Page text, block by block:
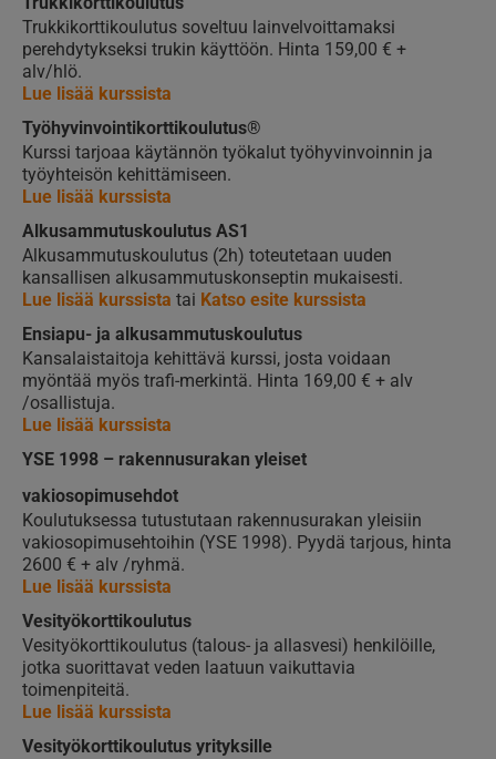
Trukkikorttikoulutus soveltuu lainvelvoittamaksi
perehdytykseksi trukin käyttöön. Hinta 159,00 € +
alv/hlö.
Lue lisää kurssista
Työhyvinvointikorttikoulutus®
Kurssi tarjoaa käytännön työkalut työhyvinvoinnin ja
työyhteisön kehittämiseen.
Lue lisää kurssista
Alkusammutuskoulutus AS1
Alkusammutuskoulutus (2h) toteutetaan uuden
kansallisen alkusammutuskonseptin mukaisesti.
Lue lisää kurssista tai Katso esite kurssista
Ensiapu- ja alkusammutuskoulutus
Kansalaistaitoja kehittävä kurssi, josta voidaan
myöntää myös trafi-merkintä. Hinta 169,00 € + alv
/osallistuja.
Lue lisää kurssista
YSE 1998 – rakennusurakan yleiset
vakiosopimusehdot
Koulutuksessa tutustutaan rakennusurakan yleisiin
vakiosopimusehtoihin (YSE 1998). Pyydä tarjous, hinta
2600 € + alv /ryhmä.
Lue lisää kurssista
Vesityökorttikoulutus
Vesityökorttikoulutus (talous- ja allasvesi) henkilöille,
jotka suorittavat veden laatuun vaikuttavia
toimenpiteitä.
Lue lisää kurssista
Vesityökorttikoulutus yrityksille